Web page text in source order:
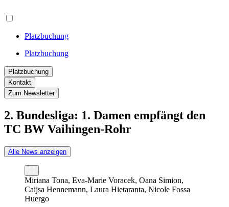
Platzbuchung
Platzbuchung
Platzbuchung
Kontakt
Zum Newsletter
2. Bundesliga: 1. Damen empfängt den
TC BW Vaihingen-Rohr
Alle News anzeigen
Miriana Tona, Eva-Marie Voracek, Oana Simion,
Caijsa Hennemann, Laura Hietaranta, Nicole Fossa
Huergo